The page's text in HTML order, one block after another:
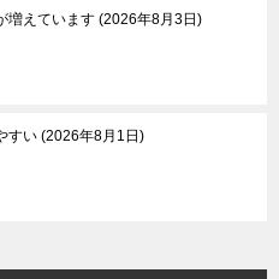
増えています 2026年8月3日
すい 2026年8月1日